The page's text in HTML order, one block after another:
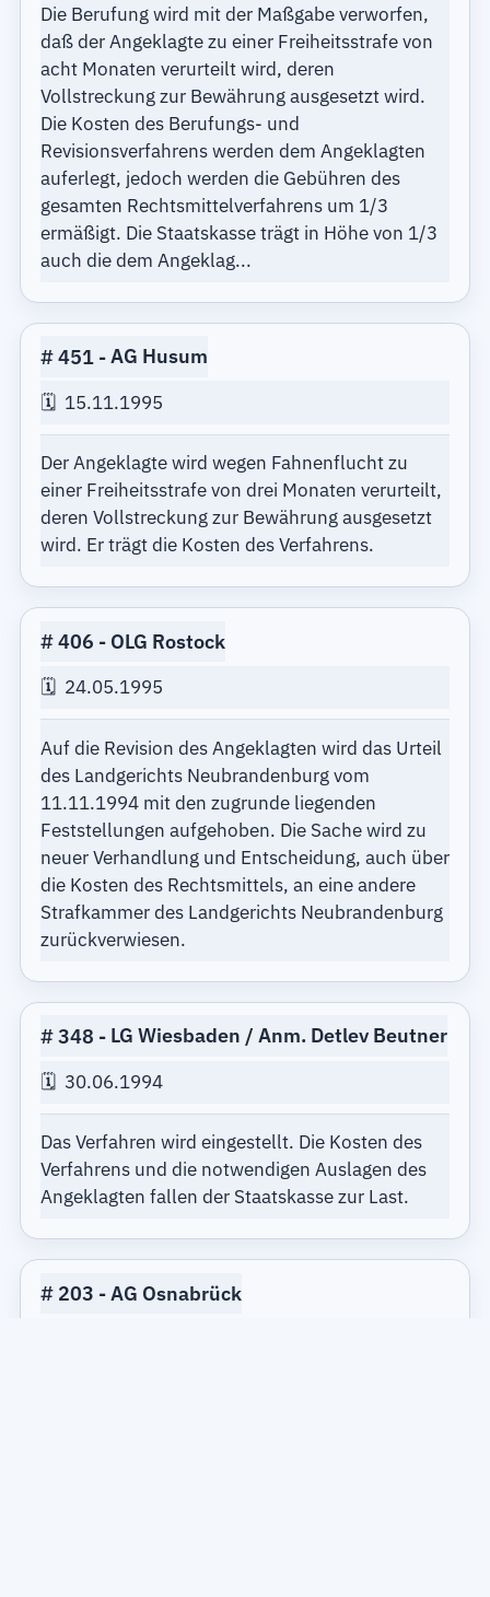
Die Berufung wird mit der Maßgabe verworfen,
daß der Angeklagte zu einer Freiheitsstrafe von
acht Monaten verurteilt wird, deren
Vollstreckung zur Bewährung ausgesetzt wird.
Die Kosten des Berufungs- und
Revisionsverfahrens werden dem Angeklagten
auferlegt, jedoch werden die Gebühren des
gesamten Rechtsmittelverfahrens um 1/3
ermäßigt. Die Staatskasse trägt in Höhe von 1/3
auch die dem Angeklag...
451 AG Husum
15.11.1995
Der Angeklagte wird wegen Fahnenflucht zu
einer Freiheitsstrafe von drei Monaten verurteilt,
deren Vollstreckung zur Bewährung ausgesetzt
wird. Er trägt die Kosten des Verfahrens.
406 OLG Rostock
24.05.1995
Auf die Revision des Angeklagten wird das Urteil
des Landgerichts Neubrandenburg vom
11.11.1994 mit den zugrunde liegenden
Feststellungen aufgehoben. Die Sache wird zu
neuer Verhandlung und Entscheidung, auch über
die Kosten des Rechtsmittels, an eine andere
Strafkammer des Landgerichts Neubrandenburg
zurückverwiesen.
348 LG Wiesbaden / Anm. Detlev Beutner
30.06.1994
Das Verfahren wird eingestellt. Die Kosten des
Verfahrens und die notwendigen Auslagen des
Angeklagten fallen der Staatskasse zur Last.
203 AG Osnabrück